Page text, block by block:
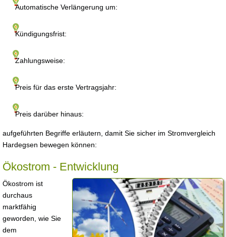
Automatische Verlängerung um:
Kündigungsfrist:
Zahlungsweise:
Preis für das erste Vertragsjahr:
Preis darüber hinaus:
aufgeführten Begriffe erläutern, damit Sie sicher im Stromvergleich
Hardegsen bewegen können:
Ökostrom - Entwicklung
Ökostrom ist
durchaus
marktfähig
geworden, wie Sie
dem